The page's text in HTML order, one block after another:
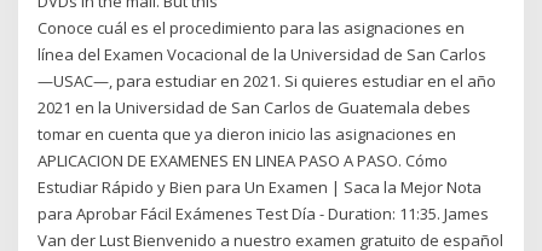
Conoce cuál es el procedimiento para las asignaciones en
línea del Examen Vocacional de la Universidad de San Carlos
—USAC—, para estudiar en 2021. Si quieres estudiar en el año
2021 en la Universidad de San Carlos de Guatemala debes
tomar en cuenta que ya dieron inicio las asignaciones en
APLICACION DE EXAMENES EN LINEA PASO A PASO. Cómo
Estudiar Rápido y Bien para Un Examen | Saca la Mejor Nota
para Aprobar Fácil Exámenes Test Día - Duration: 11:35. James
Van der Lust Bienvenido a nuestro examen gratuito de español